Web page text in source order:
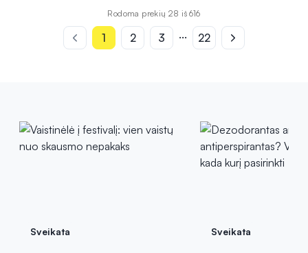
Rodoma prekių 28 iš 616
1 2 3 ... 22
Sveikata Sveikata